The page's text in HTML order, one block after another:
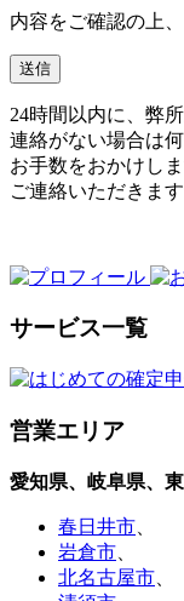
内容をご確認の上
24時間以内に、弊
連絡がない場合は
お手数をおかけし
ご連絡いただきま
サービス一覧
営業エリア
愛知県、岐阜県、
春日井市
岩倉市
北名古屋市